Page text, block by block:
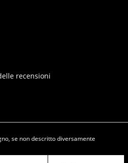
recensioni
se non descritto diversamente